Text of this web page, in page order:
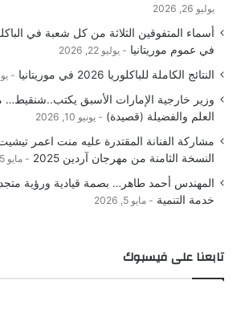
يوليو 26, 2026
في عموم موريتانيا
يوليو 22, 2026
النتائج الكاملة للباكلوريا 2026 في موريتانيا
وزير خارجية الإمارات الأسبق
العلم والفضيلة (قصيدة)
يونيو 10, 2026
مشاركة الفنانة المقتدرة عليه منت اعمر
النسخة الثامنة من مهرجان آردين 2025
مايو 15, 2026
المهندس أحمد طاهر… بصمة قيادية ورؤية
خدمة التنمية
مايو 5, 2026
تابعنا على فيسبوك